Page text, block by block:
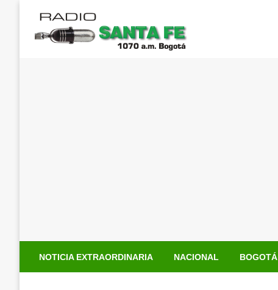
contenido
NOTICIA EXTRAORDINARIA NACIONAL BOGOTÁ